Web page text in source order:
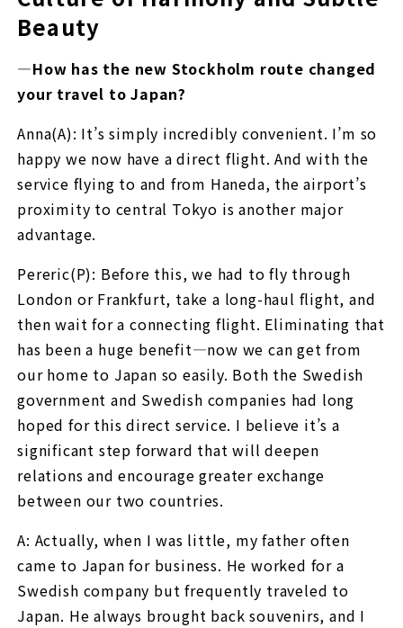
Beauty
—How has the new Stockholm route changed
your travel to Japan?
Anna(A): It’s simply incredibly convenient. I’m so
happy we now have a direct flight. And with the
service flying to and from Haneda, the airport’s
proximity to central Tokyo is another major
advantage.
Pereric(P): Before this, we had to fly through
London or Frankfurt, take a long-haul flight, and
then wait for a connecting flight. Eliminating that
has been a huge benefit—now we can get from
our home to Japan so easily. Both the Swedish
government and Swedish companies had long
hoped for this direct service. I believe it’s a
significant step forward that will deepen
relations and encourage greater exchange
between our two countries.
A: Actually, when I was little, my father often
came to Japan for business. He worked for a
Swedish company but frequently traveled to
Japan. He always brought back souvenirs, and I